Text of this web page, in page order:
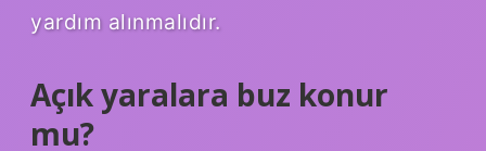
yardım alınmalıdır.
Açık yaralara buz konur
mu?